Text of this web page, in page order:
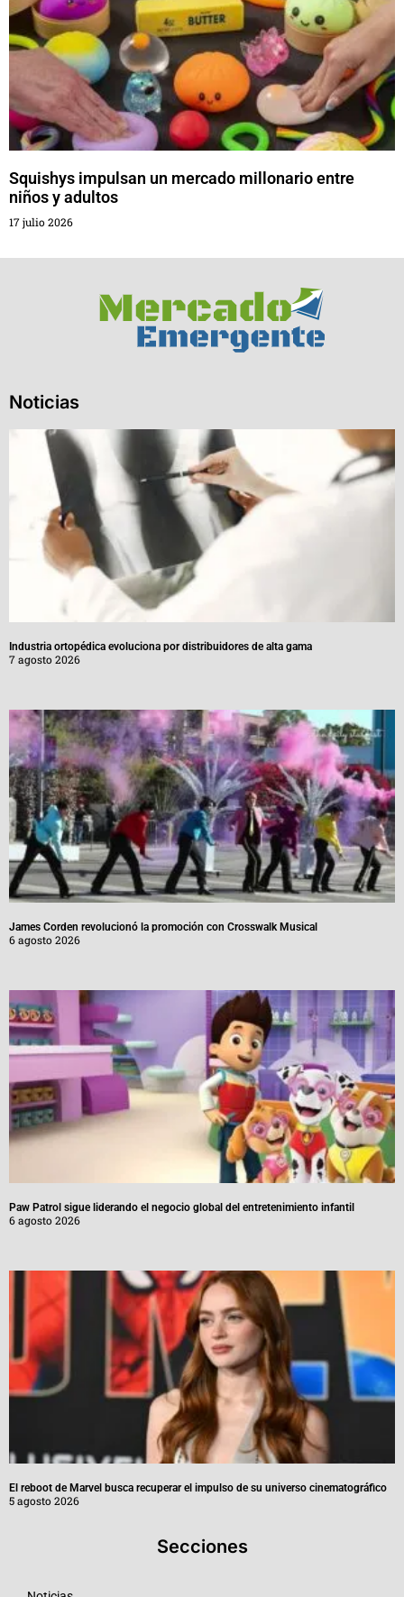
Squishys impulsan un mercado millonario entre
niños y adultos
17 julio 2026
Noticias
Industria ortopédica evoluciona por distribuidores de alta gama
7 agosto 2026
James Corden revolucionó la promoción con Crosswalk Musical
6 agosto 2026
Paw Patrol sigue liderando el negocio global del entretenimiento infantil
6 agosto 2026
El reboot de Marvel busca recuperar el impulso de su universo cinematográfico
5 agosto 2026
Secciones